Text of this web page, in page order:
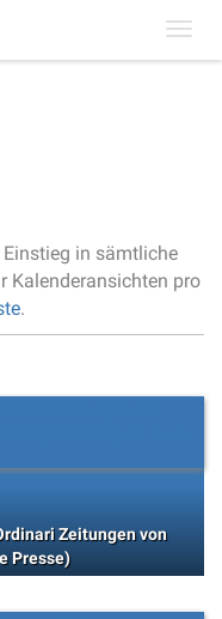
in sämtliche
Kalenderansichten pro
.
Zeitungen von
Presse)